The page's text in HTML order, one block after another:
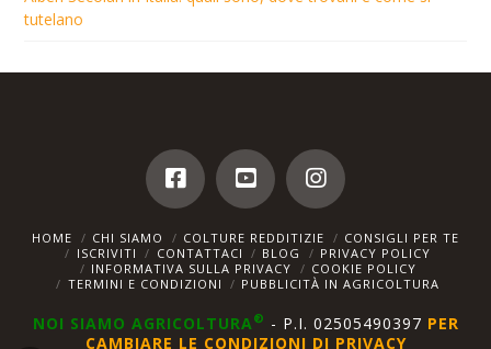
tutelano
HOME CHI SIAMO COLTURE REDDITIZIE
CONSIGLI PER TE
ISCRIVITI
CONTATTACI BLOG
PRIVACY POLICY
INFORMATIVA SULLA PRIVACY
COOKIE POLICY
TERMINI E CONDIZIONI
PUBBLICITÀ IN AGRICOLTURA
NOI SIAMO AGRICOLTURA ® - P.I. 02505490397 PER
CAMBIARE LE CONDIZIONI DI PRIVACY